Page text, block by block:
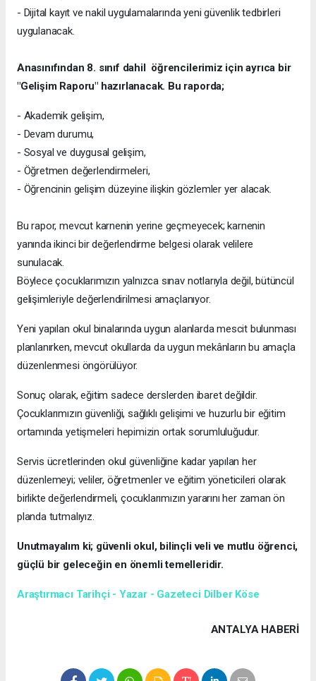
- Dijital kayıt ve nakil uygulamalarında yeni güvenlik tedbirleri
uygulanacak.
Anasınıfından 8. sınıf dahil öğrencilerimiz için ayrıca bir
"Gelişim Raporu" hazırlanacak. Bu raporda;
- Akademik gelişim,
- Devam durumu,
- Sosyal ve duygusal gelişim,
- Öğretmen değerlendirmeleri,
- Öğrencinin gelişim düzeyine ilişkin gözlemler yer alacak.
Bu rapor, mevcut karnenin yerine geçmeyecek; karnenin
yanında ikinci bir değerlendirme belgesi olarak velilere
sunulacak.
Böylece çocuklarımızın yalnızca sınav notlarıyla değil, bütüncül
gelişimleriyle değerlendirilmesi amaçlanıyor.
Yeni yapılan okul binalarında uygun alanlarda mescit bulunması
planlanırken, mevcut okullarda da uygun mekânların bu amaçla
düzenlenmesi öngörülüyor.
Sonuç olarak, eğitim sadece derslerden ibaret değildir.
Çocuklarımızın güvenliği, sağlıklı gelişimi ve huzurlu bir eğitim
ortamında yetişmeleri hepimizin ortak sorumluluğudur.
Servis ücretlerinden okul güvenliğine kadar yapılan her
düzenlemeyi; veliler, öğretmenler ve eğitim yöneticileri olarak
birlikte değerlendirmeli, çocuklarımızın yararını her zaman ön
planda tutmalıyız.
Unutmayalım ki; güvenli okul, bilinçli veli ve mutlu öğrenci,
güçlü bir geleceğin en önemli temelleridir.
Araştırmacı Tarihçi - Yazar - Gazeteci Dilber Köse
ANTALYA HABERİ